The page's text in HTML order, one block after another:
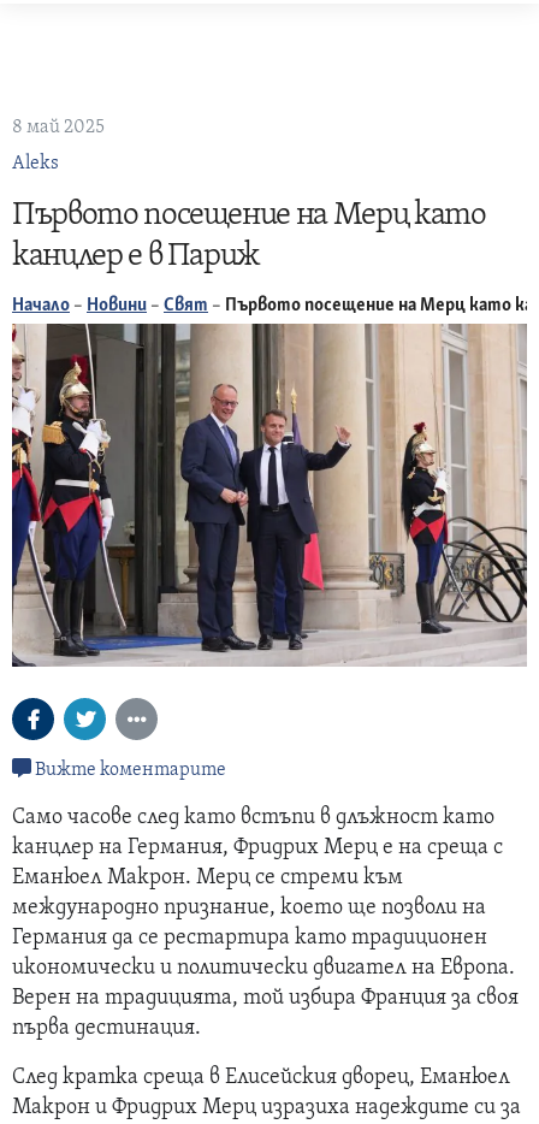
8 май 2025
Aleks
Първото посещение на Мерц като
канцлер e в Париж
Начало – Новини – Свят – Първото посещение на Мерц като
Вижте коментарите
Само часове след като встъпи в длъжност като
канцлер на Германия, Фридрих Мерц е на среща с
Еманюел Макрон. Мерц се стреми към
международно признание, което ще позволи на
Германия да се рестартира като традиционен
икономически и политически двигател на Европа.
Верен на традицията, той избира Франция за своя
първа дестинация.
След кратка среща в Елисейския дворец, Еманюел
Макрон и Фридрих Мерц изразиха надеждите си за